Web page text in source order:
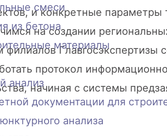
смеси
из бетона
материалы
анализ
документации для
анализа
и конкретные параметры
на создании
Главгосэкспертизы
протокол
начиная с системы